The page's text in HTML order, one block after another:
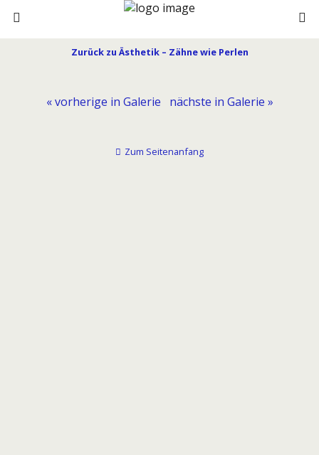
Zurück zu Ästhetik – Zähne wie Perlen
« vorherige in Galerie nächste in Galerie »
Zum Seitenanfang